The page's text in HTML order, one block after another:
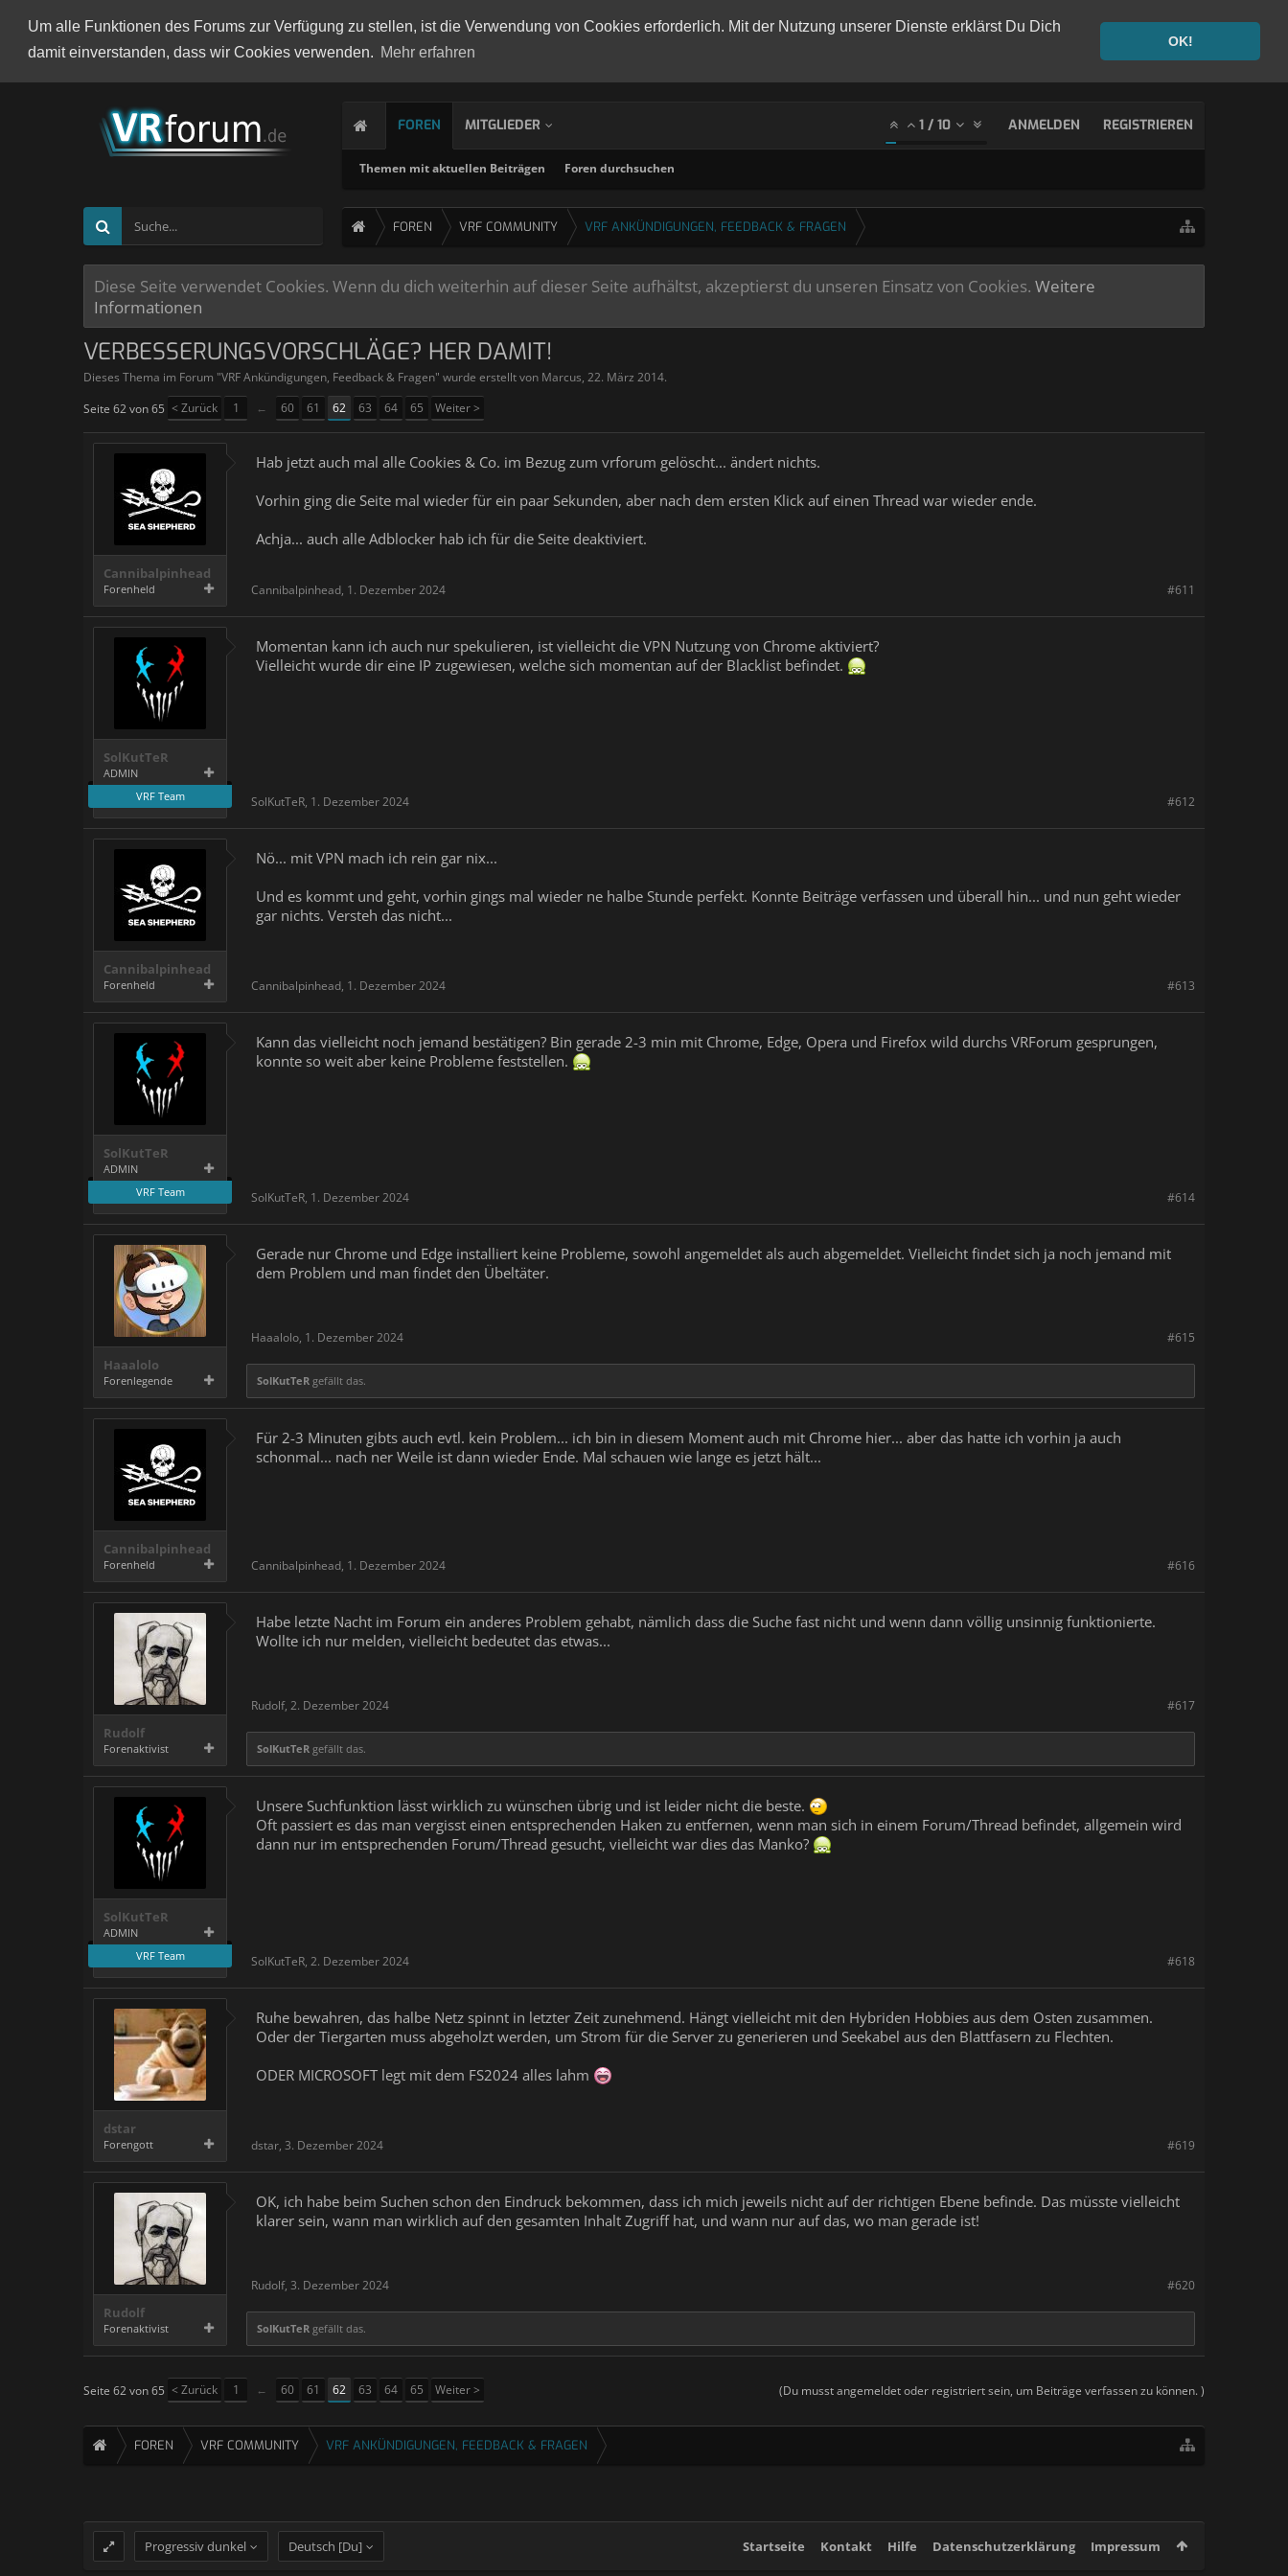
Um alle Funktionen des Forums zur Verfügung zu stellen, ist die Verwendung von Cookies erforderlich. Mit der Nutzung unserer Dienste erklärst Du Dich
damit einverstanden, dass wir Cookies verwenden. Mehr erfahren
OK!
FOREN
Themen mit aktuellen Beiträgen Foren durchsuchen
MITGLIEDER 1 / 10 ANMELDEN REGISTRIEREN
FOREN VRF COMMUNITY VRF ANKÜNDIGUNGEN, FEEDBACK & FRAGEN
Diese Seite verwendet Cookies. Wenn du dich weiterhin auf dieser Seite aufhältst, akzeptierst du unseren Einsatz von Cookies. Weitere
Informationen
VERBESSERUNGSVORSCHLÄGE? HER DAMIT!
Dieses Thema im Forum "VRF Ankündigungen, Feedback & Fragen" wurde erstellt von Marcus, 22. März 2014.
Seite 62 von 65 < Zurück 1 ← 60 61 62 63 64 65 Weiter >
Cannibalpinhead
Forenheld
Hab jetzt auch mal alle Cookies & Co. im Bezug zum vrforum gelöscht... ändert nichts.
Vorhin ging die Seite mal wieder für ein paar Sekunden, aber nach dem ersten Klick auf einen Thread war wieder ende.
Achja... auch alle Adblocker hab ich für die Seite deaktiviert.
#611
Cannibalpinhead, 1. Dezember 2024
SolKutTeR
ADMIN
VRF Team
Momentan kann ich auch nur spekulieren, ist vielleicht die VPN Nutzung von Chrome aktiviert?
Vielleicht wurde dir eine IP zugewiesen, welche sich momentan auf der Blacklist befindet.
#612
SolKutTeR, 1. Dezember 2024
Cannibalpinhead
Forenheld
Nö... mit VPN mach ich rein gar nix...
Und es kommt und geht, vorhin gings mal wieder ne halbe Stunde perfekt. Konnte Beiträge verfassen und überall hin... und nun geht wieder
gar nichts. Versteh das nicht...
#613
Cannibalpinhead, 1. Dezember 2024
SolKutTeR
ADMIN
VRF Team
Kann das vielleicht noch jemand bestätigen? Bin gerade 2-3 min mit Chrome, Edge, Opera und Firefox wild durchs VRForum gesprungen,
konnte so weit aber keine Probleme feststellen.
#614
SolKutTeR, 1. Dezember 2024
Haaalolo
Forenlegende
Gerade nur Chrome und Edge installiert keine Probleme, sowohl angemeldet als auch abgemeldet. Vielleicht findet sich ja noch jemand mit
dem Problem und man findet den Übeltäter.
#615
Haaalolo, 1. Dezember 2024
SolKutTeR gefällt das.
Cannibalpinhead
Forenheld
Für 2-3 Minuten gibts auch evtl. kein Problem... ich bin in diesem Moment auch mit Chrome hier... aber das hatte ich vorhin ja auch
schonmal... nach ner Weile ist dann wieder Ende. Mal schauen wie lange es jetzt hält...
#616
Cannibalpinhead, 1. Dezember 2024
Rudolf
Forenaktivist
Habe letzte Nacht im Forum ein anderes Problem gehabt, nämlich dass die Suche fast nicht und wenn dann völlig unsinnig funktionierte.
Wollte ich nur melden, vielleicht bedeutet das etwas...
#617
Rudolf, 2. Dezember 2024
SolKutTeR gefällt das.
SolKutTeR
ADMIN
VRF Team
Unsere Suchfunktion lässt wirklich zu wünschen übrig und ist leider nicht die beste.
Oft passiert es das man vergisst einen entsprechenden Haken zu entfernen, wenn man sich in einem Forum/Thread befindet, allgemein wird
dann nur im entsprechenden Forum/Thread gesucht, vielleicht war dies das Manko?
#618
SolKutTeR, 2. Dezember 2024
dstar
Forengott
Ruhe bewahren, das halbe Netz spinnt in letzter Zeit zunehmend. Hängt vielleicht mit den Hybriden Hobbies aus dem Osten zusammen.
Oder der Tiergarten muss abgeholzt werden, um Strom für die Server zu generieren und Seekabel aus den Blattfasern zu Flechten.
ODER MICROSOFT legt mit dem FS2024 alles lahm
#619
dstar, 3. Dezember 2024
Rudolf
Forenaktivist
OK, ich habe beim Suchen schon den Eindruck bekommen, dass ich mich jeweils nicht auf der richtigen Ebene befinde. Das müsste vielleicht
klarer sein, wann man wirklich auf den gesamten Inhalt Zugriff hat, und wann nur auf das, wo man gerade ist!
#620
Rudolf, 3. Dezember 2024
SolKutTeR gefällt das.
(Du musst angemeldet oder registriert sein, um Beiträge verfassen zu können. )
Seite 62 von 65 < Zurück 1 ← 60 61 62 63 64 65 Weiter >
FOREN VRF COMMUNITY VRF ANKÜNDIGUNGEN, FEEDBACK & FRAGEN
Progressiv dunkel Deutsch [Du] Startseite Kontakt Hilfe Datenschutzerklärung Impressum